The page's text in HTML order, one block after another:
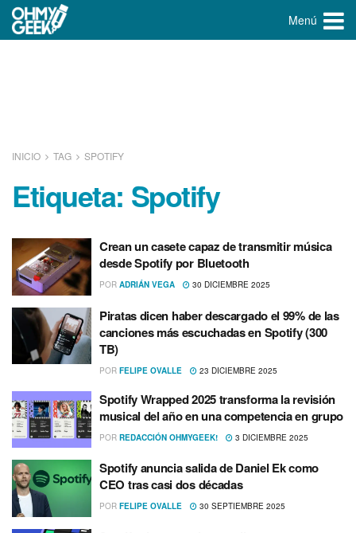
Menú
INICIO TAG SPOTIFY
Etiqueta: Spotify
Crean un casete capaz de transmitir música
desde Spotify por Bluetooth
POR ADRIÁN VEGA 30 DICIEMBRE 2025
Piratas dicen haber descargado el 99% de las
canciones más escuchadas en Spotify (300
TB)
POR FELIPE OVALLE 23 DICIEMBRE 2025
Spotify Wrapped 2025 transforma la revisión
musical del año en una competencia en grupo
POR REDACCIÓN OHMYGEEK! 3 DICIEMBRE 2025
Spotify anuncia salida de Daniel Ek como
CEO tras casi dos décadas
POR FELIPE OVALLE 30 SEPTIEMBRE 2025